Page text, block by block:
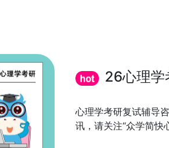
26心理学
心理学考研复试辅导
讯，请关注“众学简快